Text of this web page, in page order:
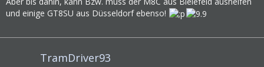
und einige GT8SU aus Düsseldorf ebenso!
TramDriver93